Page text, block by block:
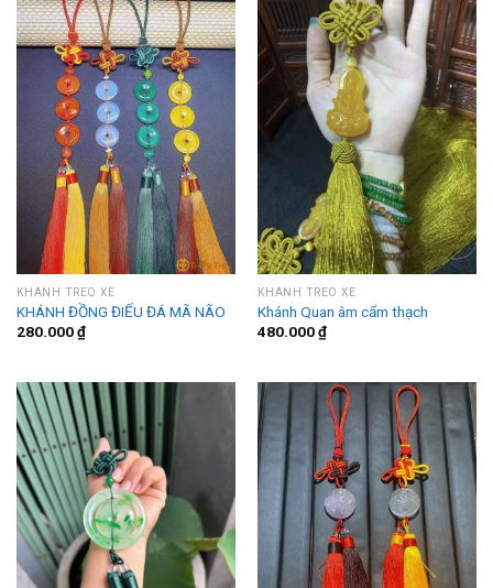
KHÁNH TREO XE
KHÁNH ĐỒNG ĐIẾU ĐÁ MÃ NÃO
280.000₫
KHÁNH TREO XE
Khánh Quan âm cẩm thạch
480.000₫